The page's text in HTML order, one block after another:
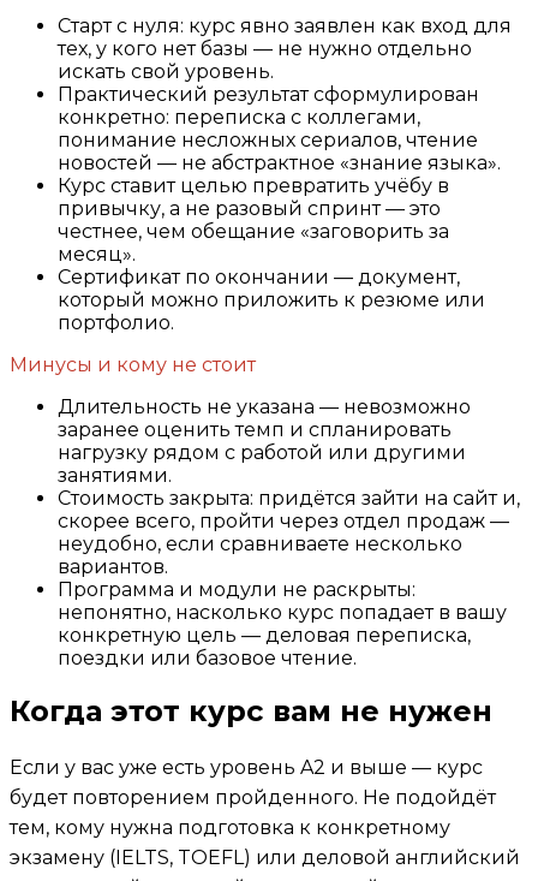
Старт с нуля: курс явно заявлен как вход для
тех, у кого нет базы — не нужно отдельно
искать свой уровень.
Практический результат сформулирован
конкретно: переписка с коллегами,
понимание несложных сериалов, чтение
новостей — не абстрактное «знание языка».
Курс ставит целью превратить учёбу в
привычку, а не разовый спринт — это
честнее, чем обещание «заговорить за
месяц».
Сертификат по окончании — документ,
который можно приложить к резюме или
портфолио.
Минусы и кому не стоит
Длительность не указана — невозможно
заранее оценить темп и спланировать
нагрузку рядом с работой или другими
занятиями.
Стоимость закрыта: придётся зайти на сайт и,
скорее всего, пройти через отдел продаж —
неудобно, если сравниваете несколько
вариантов.
Программа и модули не раскрыты:
непонятно, насколько курс попадает в вашу
конкретную цель — деловая переписка,
поездки или базовое чтение.
Когда этот курс вам не нужен
Если у вас уже есть уровень A2 и выше — курс
будет повторением пройденного. Не подойдёт
тем, кому нужна подготовка к конкретному
экзамену (IELTS, TOEFL) или деловой английский